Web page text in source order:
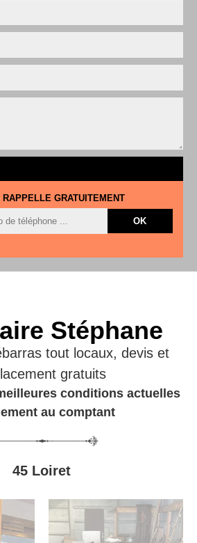
RAPPELLE GRATUITEMENT
Stéphane
tout locaux, devis et
gratuits
conditions actuelles
au comptant
45 Loiret